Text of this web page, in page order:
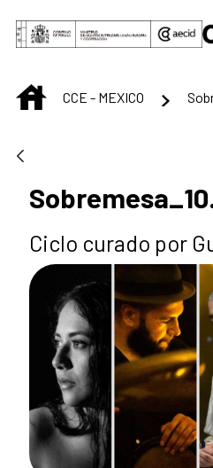
Saltar al contenido principal
INICIOCCE - MEXICO
Ciclo curado por